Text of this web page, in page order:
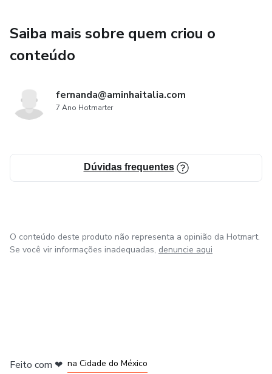
5. Tenha a oportunidade de reconhecer sua cidadania
italiana e desfrutar dos benefícios que ela oferece, como o
direito de trabalhar e viver na União Europeia.
Saiba mais sobre quem criou o
conteúdo
fernanda@aminhaitalia.com
7 Ano Hotmarter
Dúvidas frequentes
O conteúdo deste produto não representa a opinião da Hotmart.
Se você vir informações inadequadas, denuncie aqui
Feito com ❤ na Cidade do México